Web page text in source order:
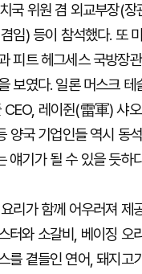
국 위원 겸 외교부장(장
임) 등이 참석했다. 또
피트 헤그세스 국방장
보였다. 일론 머스크 테
CEO, 레이쥔(雷軍) 샤
양국 기업인들 역시 동
얘기가 될 수 있을 듯하
리가 함께 어우러져 제
터와 소갈비, 베이징 오
를 곁들인 연어, 돼지고